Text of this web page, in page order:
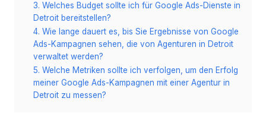
3. Welches Budget sollte ich für Google Ads-Dienste in
Detroit bereitstellen?
4. Wie lange dauert es, bis Sie Ergebnisse von Google
Ads-Kampagnen sehen, die von Agenturen in Detroit
verwaltet werden?
5. Welche Metriken sollte ich verfolgen, um den Erfolg
meiner Google Ads-Kampagnen mit einer Agentur in
Detroit zu messen?